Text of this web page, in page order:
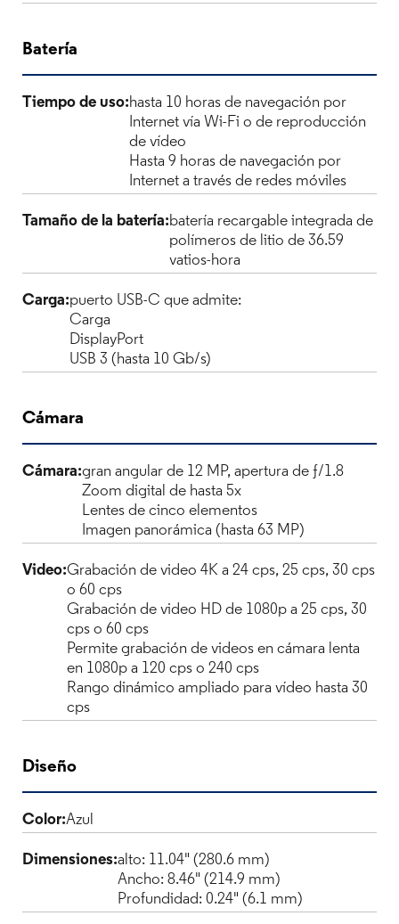
Batería
Tiempo de uso:hasta 10 horas de navegación por
Internet vía Wi-Fi o de reproducción
de vídeo
Hasta 9 horas de navegación por
Internet a través de redes móviles
Tamaño de la batería:batería recargable integrada de
polímeros de litio de 36.59
vatios-hora
Carga:puerto USB-C que admite:
Carga
DisplayPort
USB 3 (hasta 10 Gb/s)
Cámara
Cámara:gran angular de 12 MP, apertura de ƒ/1.8
Zoom digital de hasta 5x
Lentes de cinco elementos
Imagen panorámica (hasta 63 MP)
Video:Grabación de video 4K a 24 cps, 25 cps, 30 cps
o 60 cps
Grabación de video HD de 1080p a 25 cps​​​​​​​, 30
cps​​​​​​​ o 60 cps​​​​​​​
Permite grabación de videos en cámara lenta
en 1080p a 120 cps o 240 cps
Rango dinámico ampliado para vídeo hasta 30
cps​​​​​​​
Diseño
Color:Azul
Dimensiones:alto: 11.04" (280.6 mm)
Ancho: 8.46" (214.9 mm)
Profundidad: 0.24" (6.1 mm)